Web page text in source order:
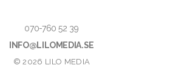
070-760 52 39
INFO@LILOMEDIA.SE
© 2026 LILO MEDIA